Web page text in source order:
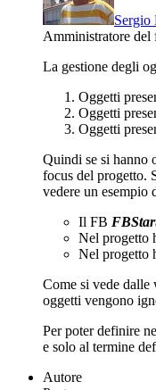
Sergio
Amministratore del
La gestione degli
Oggetti
Oggetti
Oggetti
Quindi se si hanno
focus del progetto.
vedere un esempio
Il FB
Nel progetto
Nel progetto
Come si vede dalle
oggetti vengono
Per poter definire
e solo al termine
Autore